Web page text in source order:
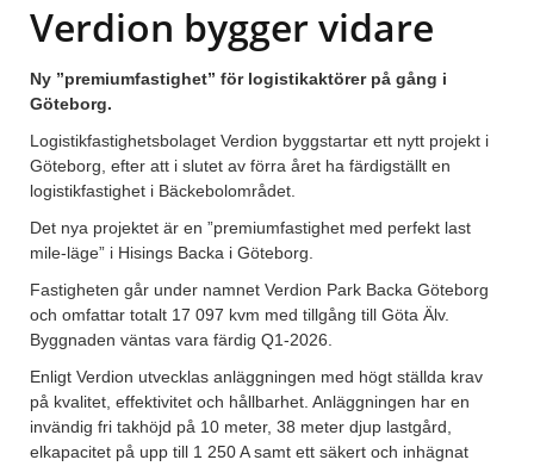
Verdion bygger vidare
Ny ”premiumfastighet” för logistikaktörer på gång i
Göteborg.
Logistikfastighetsbolaget Verdion byggstartar ett nytt projekt i
Göteborg, efter att i slutet av förra året ha färdigställt en
logistikfastighet i Bäckebolområdet.
Det nya projektet är en ”premiumfastighet med perfekt last
mile-läge” i Hisings Backa i Göteborg.
Fastigheten går under namnet Verdion Park Backa Göteborg
och omfattar totalt 17 097 kvm med tillgång till Göta Älv.
Byggnaden väntas vara färdig Q1-2026.
Enligt Verdion utvecklas anläggningen med högt ställda krav
på kvalitet, effektivitet och hållbarhet. Anläggningen har en
invändig fri takhöjd på 10 meter, 38 meter djup lastgård,
elkapacitet på upp till 1 250 A samt ett säkert och inhägnat